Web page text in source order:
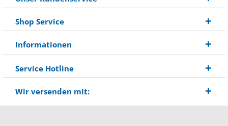
Shop Service
Informationen
Service Hotline
Wir versenden mit: